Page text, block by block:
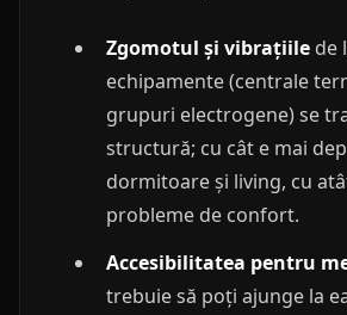
Zgomotul și vibrațiile de
echipamente (centrale
grupuri electrogene) se
structură; cu cât e mai
dormitoare și living, cu
probleme de confort.
Accesibilitatea pentru
trebuie să poți ajunge la